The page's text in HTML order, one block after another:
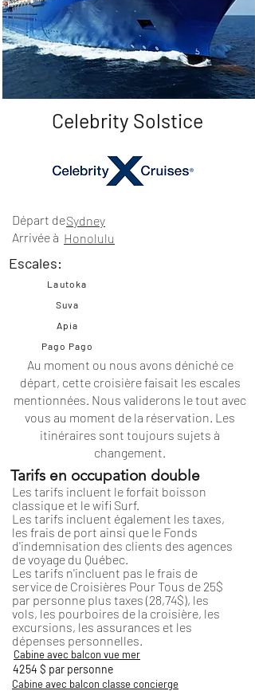
Celebrity Solstice
Départ de
Arrivée à
Sydney
Honolulu
Escales:
Lautoka
Suva
Apia
Pago Pago
Au moment ou nous avons déniché ce
départ, cette croisière faisait les escales
mentionnées. Nous validerons le tout avec
vous au moment de la réservation. Les
itinéraires sont toujours sujets à
changement.
Tarifs en occupation double
Les tarifs incluent le forfait boisson
classique et le wifi Surf.
Les tarifs incluent également les taxes,
les frais de port ainsi que le Fonds
d'indemnisation des clients des agences
de voyage du Québec.
Les tarifs n'incluent pas le frais de
service de Croisières Pour Tous de 25$
par personne plus taxes (28,74$), les
vols, les pourboires de la croisière, les
excursions, les assurances et les
dépenses personnelles.
Cabine avec balcon vue mer
4254 $ par personne
Cabine avec balcon classe concierge